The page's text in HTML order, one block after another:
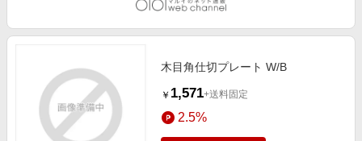
木目角仕切プレート W/B
￥ 1,571+送料固定
2.5%